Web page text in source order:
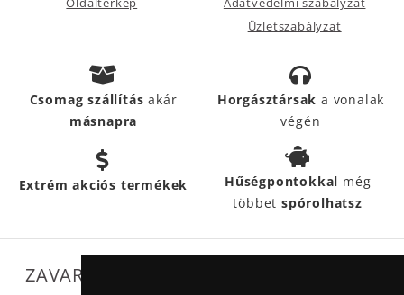
Üzletszabályzat
Csomag szállításakár
másnapra
Horgásztársak a vonalak
végén
Extrém akciós termékek Hűségpontokkal még
többetspórolhatsz
ZAVARTALAN MŰKÖDÉSÜNKET SEGÍTIK